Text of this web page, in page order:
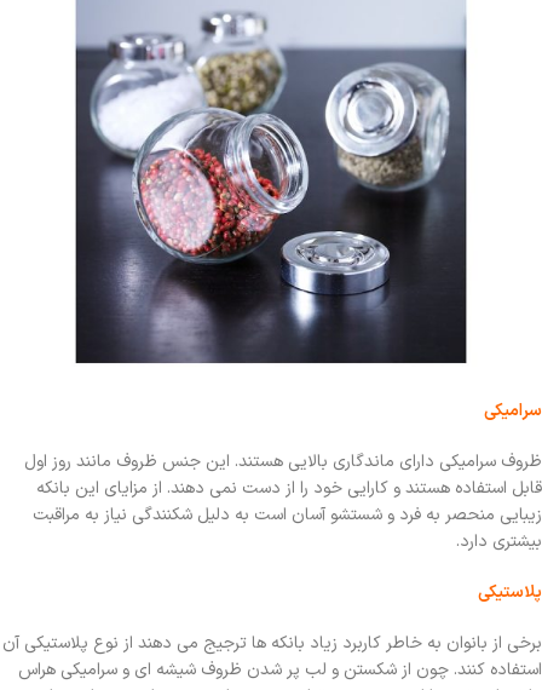
سرامیکی
ظروف سرامیکی دارای ماندگاری بالایی هستند. این جنس ظروف مانند روز اول
قابل استفاده هستند و کارایی خود را از دست نمی دهند. از مزایای این بانکه
زیبایی منحصر به فرد و شستشو آسان است به دلیل شکنندگی نیاز به مراقبت
بیشتری دارد.
پلاستیکی
برخی از بانوان به خاطر کاربرد زیاد بانکه ها ترجیج می دهند از نوع پلاستیکی آن
استفاده کنند. چون از شکستن و لب پر شدن ظروف شیشه ای و سرامیکی هراس